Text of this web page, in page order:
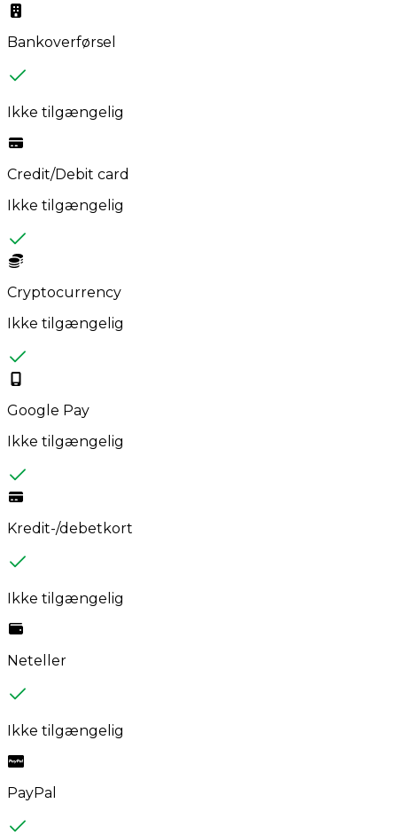
Bankoverførsel
Ikke tilgængelig
Credit/Debit card
Ikke tilgængelig
Cryptocurrency
Ikke tilgængelig
Google Pay
Ikke tilgængelig
Kredit-/debetkort
Ikke tilgængelig
Neteller
Ikke tilgængelig
PayPal